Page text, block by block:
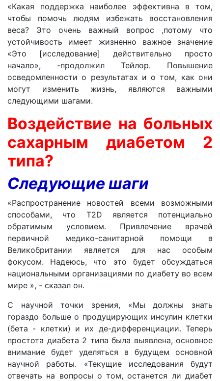
«Какая поддержка наиболее эффективна в том,
чтобы помочь людям избежать восстановления
веса? Это очень важный вопрос ,потому что
устойчивость имеет жизненно важное значение
«Это [исследование] действительно просто
начало», -продолжил Тейлор. Повышение
осведомленности о результатах и о том, как они
могут изменить жизнь, являются важными
следующими шагами.
Воздействие на больных
сахарным диабетом 2
типа?
Следующие шаги
«Распространение новостей всеми возможными
способами, что T2D является потенциально
обратимым условием. Привлечение врачей
первичной медико-санитарной помощи в
Великобритании является для нас особым
фокусом. Надеюсь, что это будет обсуждаться
национальными организациями по диабету во всем
мире », - сказал он.
С научной точки зрения, «Мы должны знать
гораздо больше о продуцирующих инсулин клетки
(бета - клетки) и их де-дифференциации. Теперь
простота диабета 2 типа была выявлена, основное
внимание будет уделяться в будущем основной
научной работы. «Текущие исследования будут
отвечать на вопросы о том, останется ли диабет